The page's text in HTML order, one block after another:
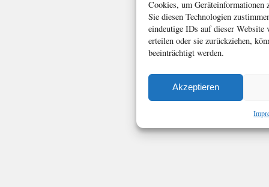
Cookies, um Geräteinformationen
Sie diesen Technologien
eindeutige IDs auf dieser
erteilen oder sie zurückziehen,
beeinträchtigt werden.
Akzeptieren